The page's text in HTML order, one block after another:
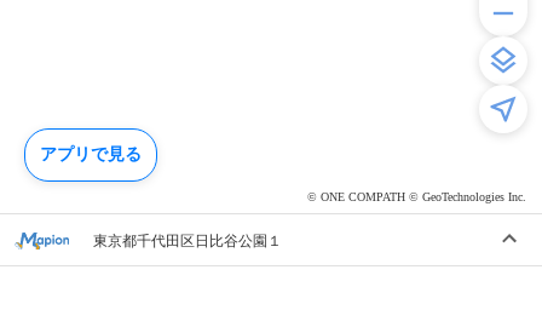
© ONE COMPATH © GeoTechnologies Inc.
東京都千代田区日比谷公園１
アプリで見る